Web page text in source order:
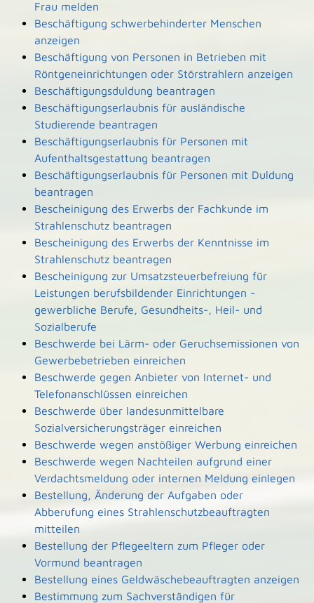
Frau melden
Beschäftigung schwerbehinderter Menschen
anzeigen
Beschäftigung von Personen in Betrieben mit
Röntgeneinrichtungen oder Störstrahlern anzeigen
Beschäftigungsduldung beantragen
Beschäftigungserlaubnis für ausländische
Studierende beantragen
Beschäftigungserlaubnis für Personen mit
Aufenthaltsgestattung beantragen
Beschäftigungserlaubnis für Personen mit Duldung
beantragen
Bescheinigung des Erwerbs der Fachkunde im
Strahlenschutz beantragen
Bescheinigung des Erwerbs der Kenntnisse im
Strahlenschutz beantragen
Bescheinigung zur Umsatzsteuerbefreiung für
Leistungen berufsbildender Einrichtungen -
gewerbliche Berufe, Gesundheits-, Heil- und
Sozialberufe
Beschwerde bei Lärm- oder Geruchsemissionen von
Gewerbebetrieben einreichen
Beschwerde gegen Anbieter von Internet- und
Telefonanschlüssen einreichen
Beschwerde über landesunmittelbare
Sozialversicherungsträger einreichen
Beschwerde wegen anstößiger Werbung einreichen
Beschwerde wegen Nachteilen aufgrund einer
Verdachtsmeldung oder internen Meldung einlegen
Bestellung, Änderung der Aufgaben oder
Abberufung eines Strahlenschutzbeauftragten
mitteilen
Bestellung der Pflegeeltern zum Pfleger oder
Vormund beantragen
Bestellung eines Geldwäschebeauftragten anzeigen
Bestimmung zum Sachverständigen für